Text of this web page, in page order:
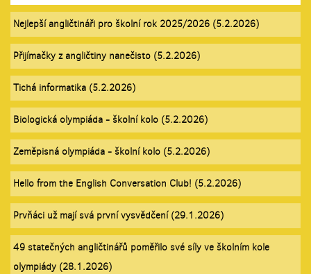
Nejlepší angličtináři pro školní rok 2025/2026 (5.2.2026)
Přijímačky z angličtiny nanečisto (5.2.2026)
Tichá informatika (5.2.2026)
Biologická olympiáda - školní kolo (5.2.2026)
Zeměpisná olympiáda - školní kolo (5.2.2026)
Hello from the English Conversation Club! (5.2.2026)
Prvňáci už mají svá první vysvědčení (29.1.2026)
49 statečných angličtinářů poměřilo své síly ve školním kole
olympiády (28.1.2026)